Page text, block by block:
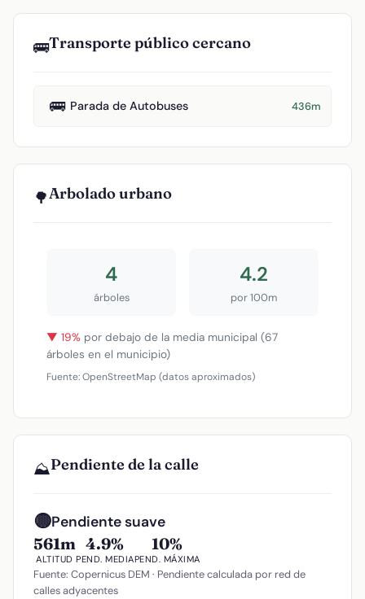
🚌Transporte público cercano
🚌 Parada de Autobuses 436m
🌳Arbolado urbano
4
árboles
4.2
por 100m
▼ 19% por debajo de la media municipal (67
árboles en el municipio)
Fuente: OpenStreetMap (datos aproximados)
⛰️Pendiente de la calle
🟡Pendiente suave
561m
ALTITUD
4.9%
PEND. MEDIA
10%
PEND. MÁXIMA
Fuente: Copernicus DEM · Pendiente calculada por red de
calles adyacentes